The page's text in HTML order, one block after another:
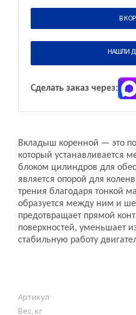
В
НАШЛИ
Сделать заказ через:
Вкладыш коренной — это
который устанавливается
блоком цилиндров для
является опорой для
трения благодаря тонкой
образуется между ним и
предотвращает прямой
поверхностей, уменьшает
стабильную работу
Артикул
Вес, кг